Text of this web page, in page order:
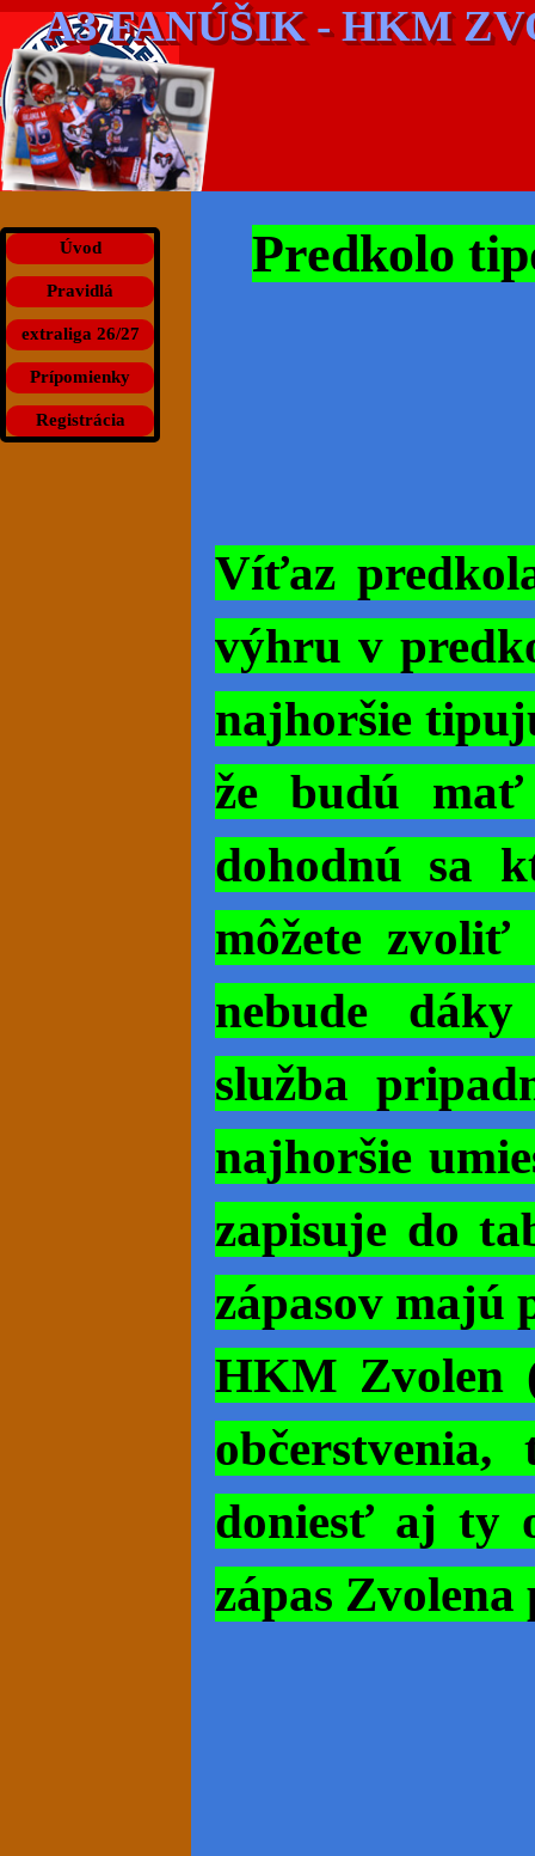
Prejsť na obsah
A3 FANÚŠIK - HKM
Preskočiť menu
Úvod
Pravidlá
extraliga 26/27
Prípomienky
Registrácia
Predkolo
Víťaz
výhru v
najhoršie
že budú mať
dohodnú sa
môžete zvoliť
nebude
služba
najhoršie
zapisuje do
zápasov majú
HKM Zvolen
doniesť aj ty
zápas